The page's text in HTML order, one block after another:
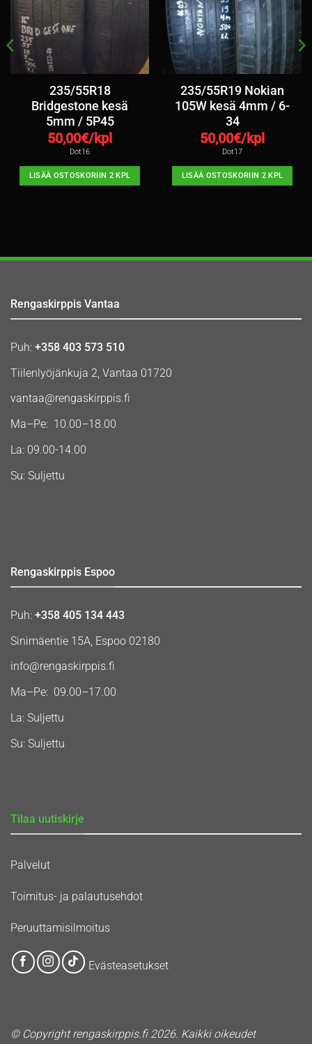
235/55R18
Bridgestone kesä
5mm / 5P45
50,00€/kpl
Dot16
LISÄÄ OSTOSKORIIN 2 KPL
235/55R19 Nokian
105W kesä 4mm / 6-
34
50,00€/kpl
Dot17
LISÄÄ OSTOSKORIIN 2 KPL
Rengaskirppis Vantaa
Puh: +358 403 573 510
Tiilenlyöjänkuja 2, Vantaa 01720
vantaa@rengaskirppis.fi
Ma–Pe: 10.00–18.00
La: 09.00-14.00
Su: Suljettu
Rengaskirppis Espoo
Puh: +358 405 134 443
Sinimäentie 15A, Espoo 02180
info@rengaskirppis.fi
Ma–Pe: 09.00–17.00
La: Suljettu
Su: Suljettu
Tilaa uutiskirje
Palvelut
Toimitus- ja palautusehdot
Peruuttamisilmoitus
Evästeasetukset
© Copyright rengaskirppis.fi 2026. Kaikki oikeudet